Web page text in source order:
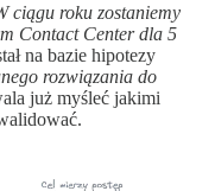
ciągu roku zostaniemy
Contact Center dla 5
na bazie hipotezy
rozwiązania do
już myśleć jakimi